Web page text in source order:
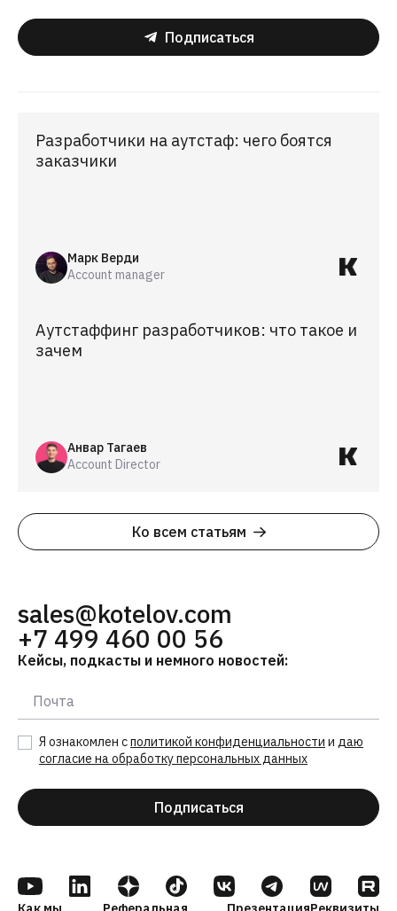
Подписаться
Разработчики на аутстаф: чего боятся
заказчики
Марк Верди
Account manager
Аутстаффинг разработчиков: что такое и
зачем
Анвар Тагаев
Account Director
Ко всем статьям
sales@kotelov.com
+7 499 460 00 56
Кейсы, подкасты и немного новостей:
Подписаться
Я ознакомлен сполитикой конфиденциальности и даю
согласие на обработку персональных данных